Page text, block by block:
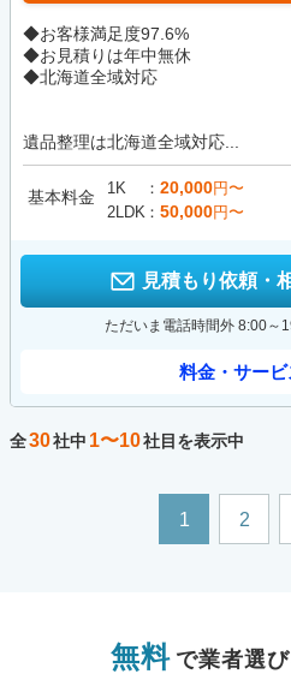
◆お客様満足度97.6%
◆お見積りは年中無休
◆北海道全域対応
遺品整理は北海道全域対応...
基本料金 1K 20,000円〜
2LDK
50,000円〜
見積もり依頼・
ただいま電話時間外 8:00～
料金・サー
全30社中 1〜10社目を表示中
1 2
無料 で業者選